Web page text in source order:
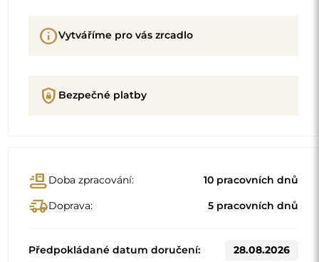
infoVytváříme pro vás zrcadlo
shield_lock Bezpečné platby
conveyor_beltDoba zpracování: 10 pracovních dnů
delivery_truck_speedDoprava: 5 pracovních dnů
Předpokládané datum doručení: 28.08.2026